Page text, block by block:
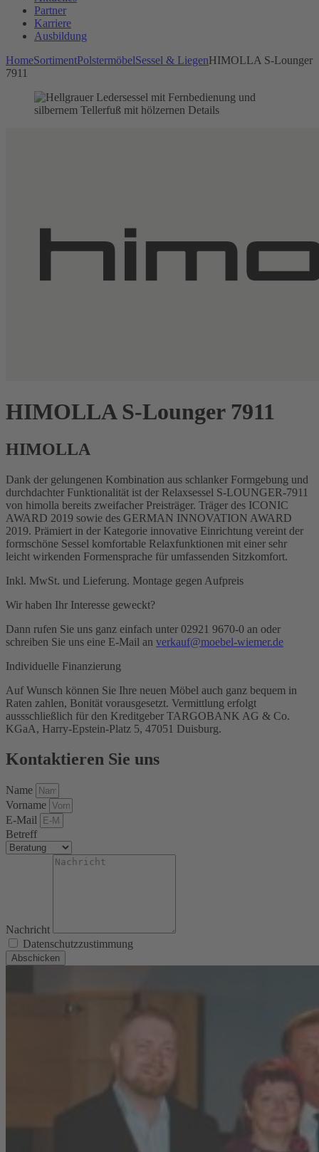
Partner
Karriere
Ausbildung
HomeSortimentPolstermöbelSessel & LiegenHIMOLLA S-Lounger
7911
HIMOLLA S-Lounger 7911
HIMOLLA
Dank der gelungenen Kombination aus schlanker Formgebung und
durchdachter Funktionalität ist der Relaxsessel S-LOUNGER-7911
von himolla bereits zweifacher Preisträger. Träger des ICONIC
AWARD 2019 sowie des GERMAN INNOVATION AWARD
2019. Prämiert in der Kategorie innovative Einrichtung vereint der
formschöne Sessel komfortable Relaxfunktionen mit einer sehr
leicht wirkenden Formensprache für umfassenden Sitzkomfort.
Inkl. MwSt. und Lieferung. Montage gegen Aufpreis
Wir haben Ihr Interesse geweckt?
Dann rufen Sie uns ganz einfach unter 02921 9670-0 an oder
schreiben Sie uns eine E-Mail an verkauf@moebel-wiemer.de
Individuelle Finanzierung
Auf Wunsch können Sie Ihre neuen Möbel auch ganz bequem in
Raten zahlen, Bonität vorausgesetzt. Vermittlung erfolgt
aussschließlich für den Kreditgeber TARGOBANK AG & Co.
KGaA, Harry-Epstein-Platz 5, 47051 Duisburg.
Kontaktieren Sie uns
Name
Vorname
E-Mail
Betreff
Nachricht
Datenschutzzustimmung
Abschicken